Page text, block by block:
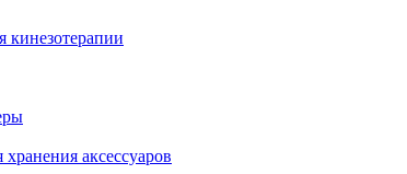
кинезотерапии
аксессуаров